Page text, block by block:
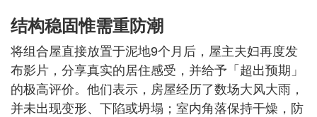
结构稳固惟需重防潮
将组合屋直接放置于泥地9个月后，屋主夫妇再度发
布影片，分享真实的居住感受，并给予「超出预期」
的极高评价。他们表示，房屋经历了数场大风大雨，
并未出现变形、下陷或坍塌；室内角落保持干燥，防